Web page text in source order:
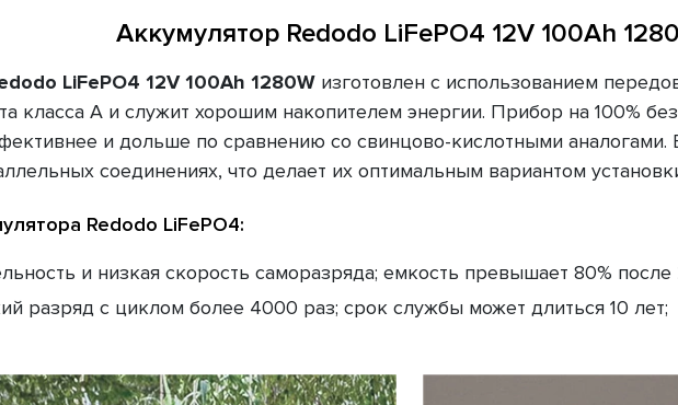
Аккумулятор Redodo LiFePO4 12V 100Ah
LiFePO4 12V 100Ah 1280W изготовлен с использованием
класса А и служит хорошим накопителем энергии. Прибор на 100%
и дольше по сравнению со свинцово-кислотными аналогами.
соединениях, что делает их оптимальным вариантом
Redodo LiFePO4:
и низкая скорость саморазряда; емкость превышает 80%
разряд с циклом более 4000 раз; срок службы может длиться 10 лет;